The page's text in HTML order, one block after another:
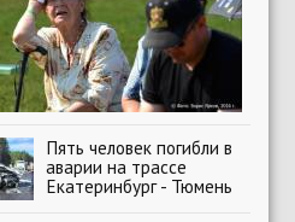
Пять человек погибли в
аварии на трассе
Екатеринбург - Тюмень